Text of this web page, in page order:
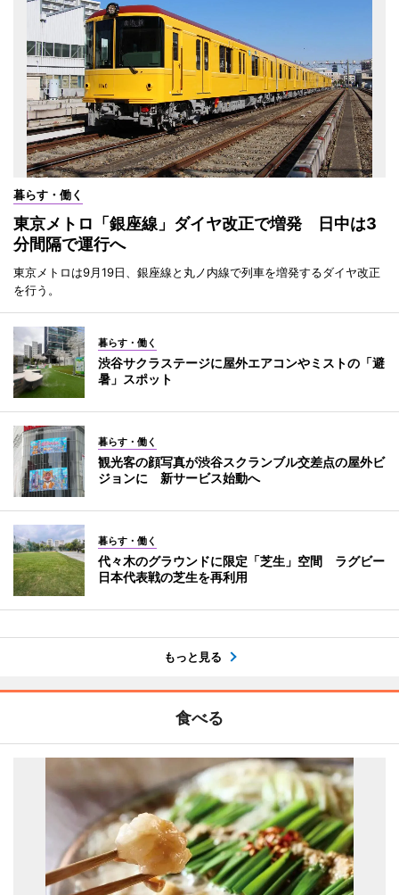
暮らす・働く
東京メトロ「銀座線」ダイヤ改正で増発 日中は3
分間隔で運行へ
東京メトロは9月19日、銀座線と丸ノ内線で列車を増発するダイヤ改正
を行う。
暮らす・働く
渋谷サクラステージに屋外エアコンやミストの「避
暑」スポット
暮らす・働く
観光客の顔写真が渋谷スクランブル交差点の屋外ビ
ジョンに 新サービス始動へ
暮らす・働く
代々木のグラウンドに限定「芝生」空間 ラグビー
日本代表戦の芝生を再利用
もっと見る
食べる